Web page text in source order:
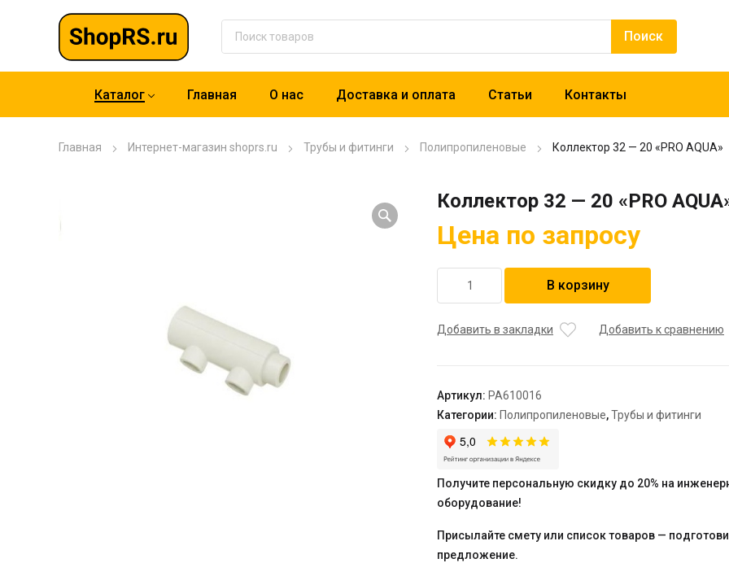
Каталог Главная О нас Доставка и оплата Статьи Контакты
Главная Интернет-магазин shoprs.ru Трубы и фитинги Полипропиленовые Коллектор 32 — 20 «PRO AQUA»
Коллектор 32 — 20 «PRO
Цена по запросу
товара
32
AQUA"
В корзину
Добавить в закладки Добавить к сравнению
Артикул: PA610016
Категории: Полипропиленовые,Трубы и фитинги
Получите персональную скидку до 20% на
оборудование!
Присылайте смету или список товаров —
предложение.